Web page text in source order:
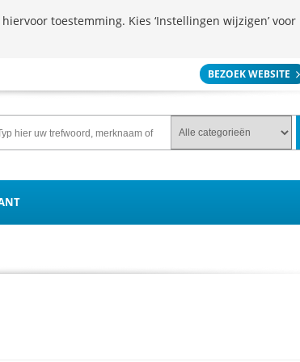
BEZOEK WEBSITE
toestemming. Kies ‘Instellingen wijzigen’ voor